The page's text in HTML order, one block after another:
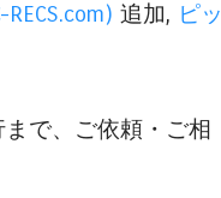
追加, ピッ
で、ご依頼・ご相